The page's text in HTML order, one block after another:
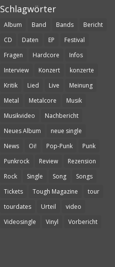
Schlagwörter
Album Band Bands
Bericht
CD
Daten EP
Festival
Fragen
Hardcore
Infos
Interview
Konzert
konzerte
Kritik
Lied Live
Meinung
Metal
Metalcore
Musik
Musikvideo
Nachbericht
Neues Album
neue single
News
Oi! Pop-Punk
Punk
Punkrock
Review
Rezension
Rock
Single Song
Songs
Tickets
Tough Magazine
tour
tourdates
Urteil
video
Videosingle
Vinyl Vorbericht